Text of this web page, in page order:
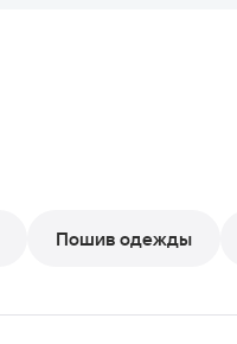
Пошив одежды